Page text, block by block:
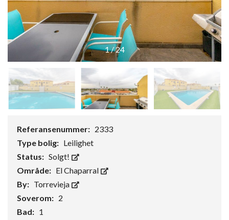
1/24
Referansenummer: 2333
Type bolig: Leilighet
Status: Solgt!
Område: El Chaparral
By: Torrevieja
Soverom: 2
Bad: 1